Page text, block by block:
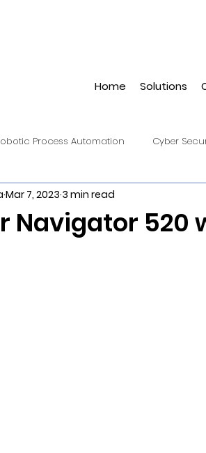
Home Solutions
Process Automation Cyber
IIoT Cloud Endpoint
Navigator 520
Mar 7, 2023 3 min read